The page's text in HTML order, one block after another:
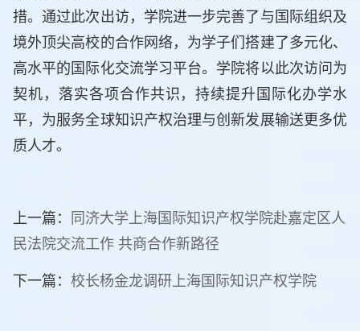
措。通过此次出访，学院进一步完善了与国际组织及
境外顶尖高校的合作网络，为学子们搭建了多元化、
高水平的国际化交流学习平台。学院将以此次访问为
契机，落实各项合作共识，持续提升国际化办学水
平，为服务全球知识产权治理与创新发展输送更多优
质人才。
上一篇：
同济大学上海国际知识产权学院赴嘉定区人
民法院交流工作 共商合作新路径
下一篇： 校长杨金龙调研上海国际知识产权学院